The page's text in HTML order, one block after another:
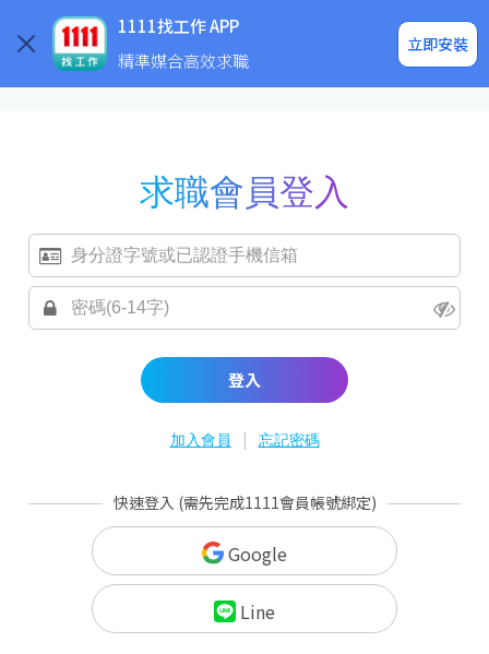
1111找工作 APP
精準媒合高效求職
立即安裝
企業求才
求職會員登入
登入
加入會員 | 忘記密碼
快速登入 (需先完成1111會員帳號綁定)
Google
Line